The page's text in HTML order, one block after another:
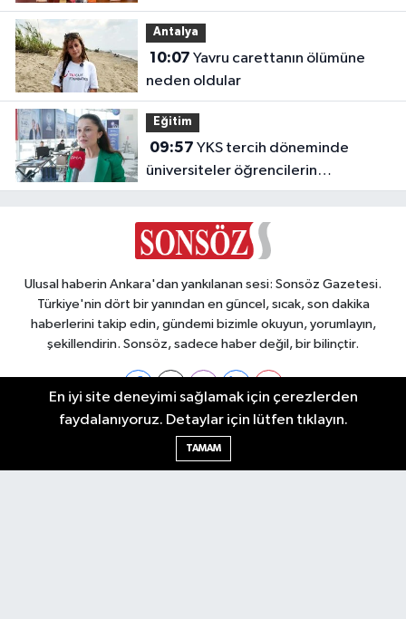
Antalya
10:07
neden oldular
Eğitim
09:57
üniversiteler öğrencilerin
geleceğini şekillendiriyor
Ulusal haberin Ankara'dan yankılanan sesi: Sonsöz Gazetesi.
Türkiye'nin dört bir yanından en güncel, sıcak, son dakika
haberlerini takip edin, gündemi bizimle okuyun, yorumlayın,
şekillendirin. Sonsöz, sadece haber değil, bir bilinçtir.
Ankara Nöbetçi Eczaneler
En iyi site deneyimi sağlamak için çerezlerden
faydalanıyoruz. Detaylar için lütfen tıklayın.
TAMAM